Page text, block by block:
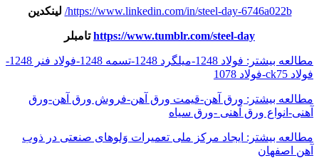
https://www.linkedin.com/in/steel-day-6746a022b/ لینکدین
https://www.tumblr.com/steel-dayتامبلر
مطالعه بیشتر: فولاد 1248-میلگرد 1248-تسمه 1248-فولاد فنر 1248-
فولاد ck75-فولاد 1078
مطالعه بیشتر: ورق آهن-قیمت ورق آهن-فروش ورق آهن-ورق
آهنی-انواع ورق آهنی -ورق سیاه
مطالعه بیشتر: ایجاد مرکز ملی تعمیرات وَلوهای صنعتی در ذوب
آهن اصفهان